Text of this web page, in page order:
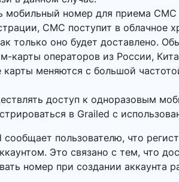
мобильный номер для приема
СМС поступит в облачное
только оно будет доставлено.
карты операторов из России,
меняются с большой
доступ к одноразовым
в Grailed с
сообщает пользователю, что
Это связано с тем, что
номер при создании аккаунта